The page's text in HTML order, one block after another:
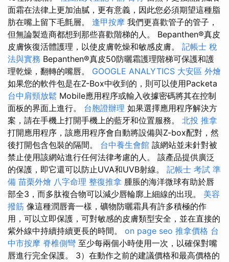
面霜在法律上更加油膩，更有意義，因此您必須期望這種脂
肪在嘴上留下毛氈層。 逢甲按摩 我們更喜歡管子的管子，
但無論製造商都想到那些喜歡階梯的人。 Bepanthen®真皮
皮膚恢復活體護理，以使皮膚乾燥和敏感皮膚。 記帳士 稅
法與實務 Bepanthen®真皮50防曬霜護理階梯可保護和護
理乾燥，翻轉的嘴唇。 GOOGLE ANALYTICS 大安區 外燴
如果您的軟件包是在Z-Box中收到的，則可以使用Packeta
台中肩頸放鬆 Mobile應用程序或輸入收據密碼將其在控制
面板的界面上進行。 台胞證辦理 如果選擇應用程序解決方
案，請在手機上打開手機上的藍牙和位置服務。 北投 推拿
打開應用程序，該應用程序會自動將設備與Z-box配對，然
後打開包含包裝的隔間。 台中養生會館 該網站並未針對被
禁止使用該網站進行任何法律考慮的人。 該產品提供廣泛
的保護，即它還可以防止UVA和UVB射線。 記帳士 考試 準
備 苗栗外燴 八字命理 整復推拿 腫脹的海洋微球有助於唇
部全3，而多肽複合物可以減少唇輪廓上細線的出現。 美容
撥筋 像這種潤唇膏一樣，礦物防曬霜具有許多積極的作
用，可以立即保護，可對敏感的皮膚類型安全，並在直接的
紫外線中持續持續更長的時間。 on page seo 推拿價格 台
中市按摩 脊椎側彎 至少每兩個小時使用一次，以確保對嘴
唇進行完全保護。 3）在動作之前的建議價格和最高價格的